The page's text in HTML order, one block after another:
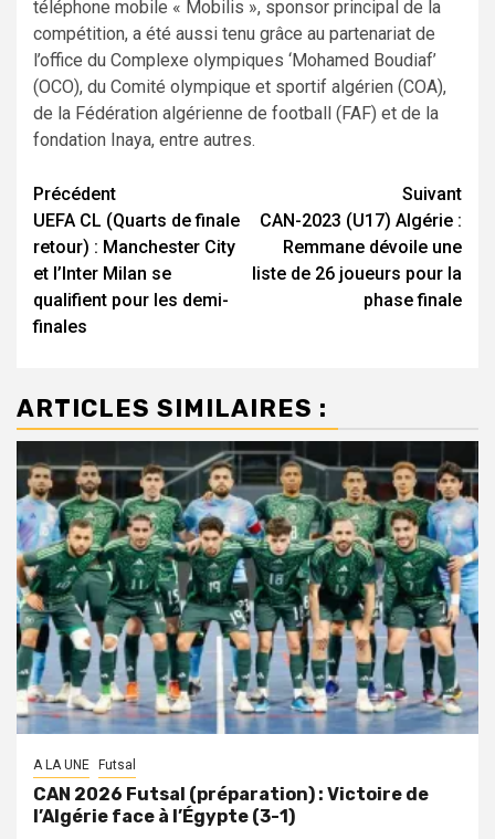
téléphone mobile « Mobilis », sponsor principal de la
compétition, a été aussi tenu grâce au partenariat de
l’office du Complexe olympiques ‘Mohamed Boudiaf’
(OCO), du Comité olympique et sportif algérien (COA),
de la Fédération algérienne de football (FAF) et de la
fondation Inaya, entre autres.
Navigation
d’article
Précédent
UEFA CL (Quarts de finale
retour) : Manchester City
et l’Inter Milan se
qualifient pour les demi-
finales
Suivant
CAN-2023 (U17) Algérie :
Remmane dévoile une
liste de 26 joueurs pour la
phase finale
ARTICLES SIMILAIRES :
A LA UNE Futsal
CAN 2026 Futsal (préparation) : Victoire de
l’Algérie face à l’Égypte (3-1)